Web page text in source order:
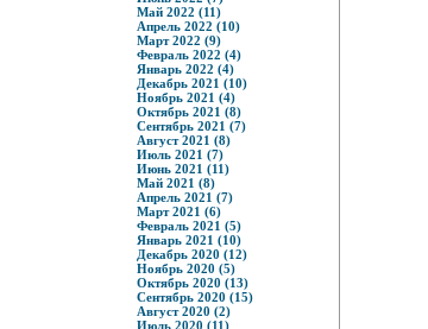
Май 2022 (11)
Апрель 2022 (10)
Март 2022 (9)
Февраль 2022 (4)
Январь 2022 (4)
Декабрь 2021 (10)
Ноябрь 2021 (4)
Октябрь 2021 (8)
Сентябрь 2021 (7)
Август 2021 (8)
Июль 2021 (7)
Июнь 2021 (11)
Май 2021 (8)
Апрель 2021 (7)
Март 2021 (6)
Февраль 2021 (5)
Январь 2021 (10)
Декабрь 2020 (12)
Ноябрь 2020 (5)
Октябрь 2020 (13)
Сентябрь 2020 (15)
Август 2020 (2)
Июль 2020 (11)